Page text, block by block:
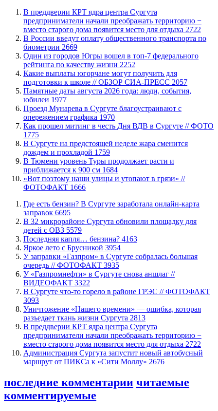
​В преддверии КРТ ядра центра Сургута
предприниматели начали преображать территорию −
вместо старого дома появится место для отдыха 2722
В России введут оплату общественного транспорта по
биометрии 2669
Один из городов Югры вошел в топ-7 федерального
рейтинга по качеству жизни 2252
Какие выплаты югорчане могут получить для
подготовки к школе // ОБЗОР СИА-ПРЕСС 2057
​Памятные даты августа 2026 года: люди, события,
юбилеи 1977
​Проезд Мунарева в Сургуте благоустраивают с
опережением графика 1970
Как прошел митинг в честь Дня ВДВ в Сургуте // ФОТО
1775
В Сургуте на предстоящей неделе жара сменится
дождем и прохладой 1759
В Тюмени уровень Туры продолжает расти и
приближается к 900 см 1684
«Вот поэтому наши улицы и утопают в грязи» //
ФОТОФАКТ 1666
​Где есть бензин? В Сургуте заработала онлайн-карта
заправок 6695
В 32 микрорайоне Сургута обновили площадку для
детей с ОВЗ 5579
​Последняя капля… бензина? 4163
Яркое лето с Брусникой 3954
​У заправки «Газпром» в Сургуте собралась большая
очередь // ФОТОФАКТ 3935
У «Газпромнефти» в Сургуте снова аншлаг //
ВИДЕОФАКТ 3322
​В Сургуте что-то горело в районе ГРЭС // ФОТОФАКТ
3093
​Уничтожение «Нашего времени» — ошибка, которая
разъедает ткань жизни Сургута 2813
​В преддверии КРТ ядра центра Сургута
предприниматели начали преображать территорию −
вместо старого дома появится место для отдыха 2722
​Администрация Сургута запустит новый автобусный
маршрут от ПИКСа к «Сити Моллу» 2676
последние комментарии читаемые
комментируемые